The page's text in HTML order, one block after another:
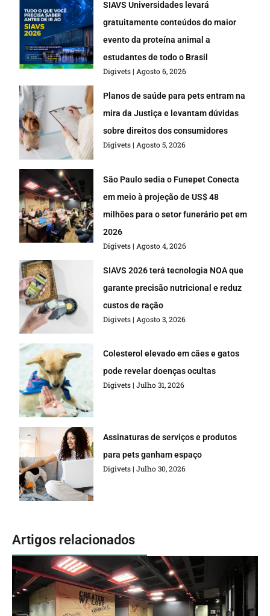
SIAVS Universidades levará
gratuitamente conteúdos do maior
evento da proteína animal a
estudantes de todo o Brasil
Digivets Agosto 6, 2026
Planos de saúde para pets entram na
mira da Justiça e levantam dúvidas
sobre direitos dos consumidores
Digivets Agosto 5, 2026
São Paulo sedia o Funepet Conecta
em meio à projeção de US$ 48
milhões para o setor funerário pet em
2026
Digivets Agosto 4, 2026
SIAVS 2026 terá tecnologia NOA que
garante precisão nutricional e reduz
custos de ração
Digivets Agosto 3, 2026
Colesterol elevado em cães e gatos
pode revelar doenças ocultas
Digivets Julho 31, 2026
Assinaturas de serviços e produtos
para pets ganham espaço
Digivets Julho 30, 2026
Artigos relacionados